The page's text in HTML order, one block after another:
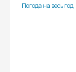
Погода на весь год